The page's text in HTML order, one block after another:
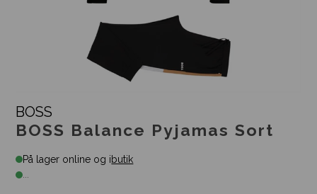
BOSS
BOSS Balance Pyjamas Sort
På lager online og ibutik
...